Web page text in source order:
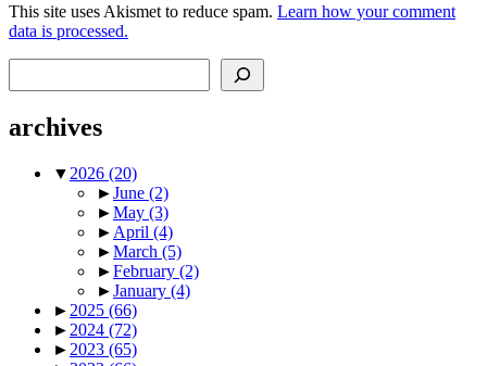
This site uses Akismet to reduce spam. Learn how your comment
data is processed.
archives
▼ 2026 (20)
►June (2)
►May (3)
► April (4)
►March (5)
►February (2)
►January (4)
► 2025 (66)
► 2024 (72)
► 2023 (65)